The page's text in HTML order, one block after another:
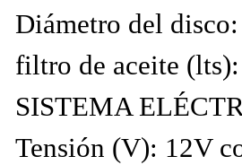
Diámetro del
filtro de aceite
SISTEMA
Tensión (V): 12V